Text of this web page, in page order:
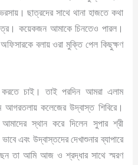
ছাত্রদের সাথে থানা হাজতে কথা
কয়েকজন আমাকে চিনতেও পারল।
বলায় ওরা মুক্তি পেল কিছুক্ষণ
চাই। তাই পরদিন আমরা এলাম
কলেজের উদ্বাস্ত শিবিরে।
স্থান করে দিলেন সুপার শ্রী
এবং উদ্বাস্তদের দেখাশুনার ব্যাপারে
তা আমি আজ ও শ্রদ্ধার সাথে স্মরণ